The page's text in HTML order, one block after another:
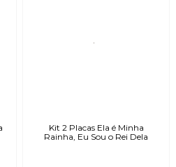
Kit 2 Placas Ela é Minha
Rainha, Eu Sou o Rei Dela